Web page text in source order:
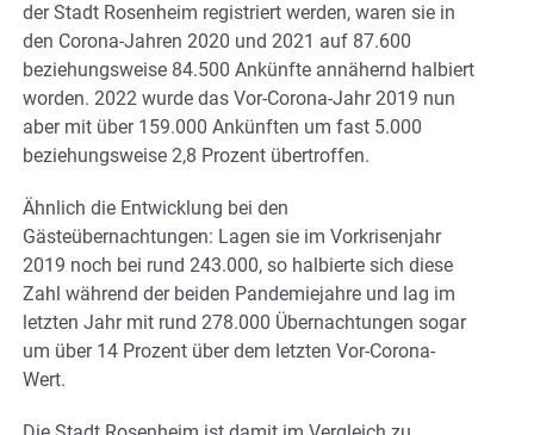
der Stadt Rosenheim registriert werden, waren sie in
den Corona-Jahren 2020 und 2021 auf 87.600
beziehungsweise 84.500 Ankünfte annähernd halbiert
worden. 2022 wurde das Vor-Corona-Jahr 2019 nun
aber mit über 159.000 Ankünften um fast 5.000
beziehungsweise 2,8 Prozent übertroffen.
Ähnlich die Entwicklung bei den
Gästeübernachtungen: Lagen sie im Vorkrisenjahr
2019 noch bei rund 243.000, so halbierte sich diese
Zahl während der beiden Pandemiejahre und lag im
letzten Jahr mit rund 278.000 Übernachtungen sogar
um über 14 Prozent über dem letzten Vor-Corona-
Wert.